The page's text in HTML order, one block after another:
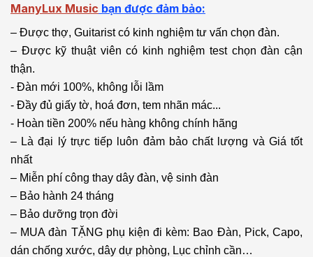
ManyLux Music bạn được đảm bảo:
– Được thợ, Guitarist có kinh nghiệm tư vấn chọn đàn.
– Được kỹ thuật viên có kinh nghiệm test chọn đàn cận
thận.
- Đàn mới 100%, không lỗi lầm
- Đầy đủ giấy tờ, hoá đơn, tem nhãn mác...
- Hoàn tiền 200% nếu hàng không chính hãng
– Là đại lý trực tiếp luôn đảm bảo chất lượng và Giá tốt
nhất
– Miễn phí công thay dây đàn, vệ sinh đàn
– Bảo hành 24 tháng
– Bảo dưỡng trọn đời
– MUA đàn TẶNG phụ kiện đi kèm: Bao Đàn, Pick, Capo,
dán chống xước, dây dự phòng, Lục chỉnh cần…